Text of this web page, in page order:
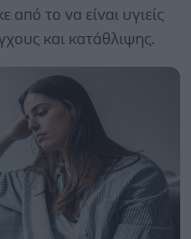
το να είναι υγιείς
και κατάθλιψης.